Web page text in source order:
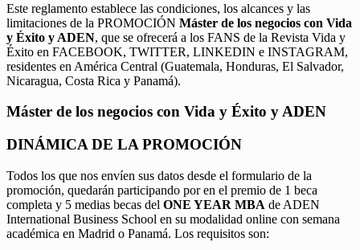
Este reglamento establece las condiciones, los alcances y las
limitaciones de la PROMOCIÓN Máster de los negocios con Vida
y Éxito y ADEN, que se ofrecerá a los FANS de la Revista Vida y
Éxito en FACEBOOK, TWITTER, LINKEDIN e INSTAGRAM,
residentes en América Central (Guatemala, Honduras, El Salvador,
Nicaragua, Costa Rica y Panamá).
Máster de los negocios con Vida y Éxito y ADEN
DINÁMICA DE LA PROMOCIÓN
Todos los que nos envíen sus datos desde el formulario de la
promoción, quedarán participando por en el premio de 1 beca
completa y 5 medias becas del ONE YEAR MBA de ADEN
International Business School en su modalidad online con semana
académica en Madrid o Panamá. Los requisitos son: